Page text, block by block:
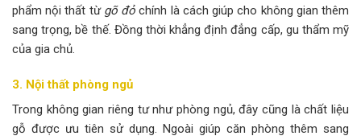
phẩm nội thất từ gõ đỏ chính là cách giúp cho không gian thêm
sang trọng, bề thế. Đồng thời khẳng định đẳng cấp, gu thẩm mỹ
của gia chủ.
3. Nội thất phòng ngủ
Trong không gian riêng tư như phòng ngủ, đây cũng là chất liệu
gỗ được ưu tiên sử dụng. Ngoài giúp căn phòng thêm sang